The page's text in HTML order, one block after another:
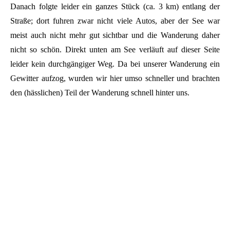
Danach folgte leider ein ganzes Stück (ca. 3 km) entlang der
Straße; dort fuhren zwar nicht viele Autos, aber der See war
meist auch nicht mehr gut sichtbar und die Wanderung daher
nicht so schön. Direkt unten am See verläuft auf dieser Seite
leider kein durchgängiger Weg. Da bei unserer Wanderung ein
Gewitter aufzog, wurden wir hier umso schneller und brachten
den (hässlichen) Teil der Wanderung schnell hinter uns.